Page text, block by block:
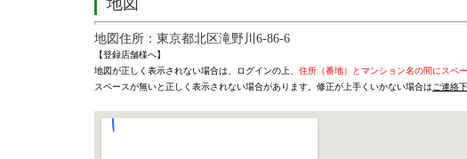
地図
地図住所：東京都北区滝野川6-86-6
【登録店舗様へ】
地図が正しく表示されない場合は、ログインの上、 住所（番地）とマンション名の間にスペ
スペースが無いと正しく表示されない場合があります。修正が上手くいかない場合は ご連絡